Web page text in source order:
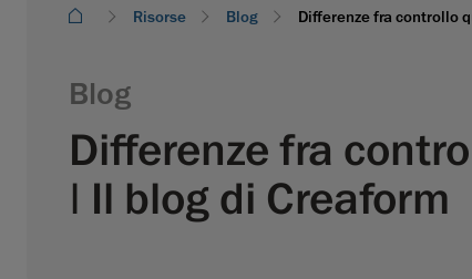
Risorse Blog Differenze fra controllo
Blog
Differenze fra
| Il blog di Creaform